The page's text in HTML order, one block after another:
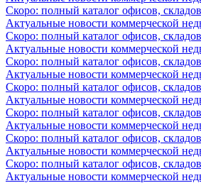
Скоро: полный каталог офисов,
Актуальные новости коммерческой
Скоро: полный каталог офисов,
Актуальные новости коммерческой
Скоро: полный каталог офисов,
Актуальные новости коммерческой
Скоро: полный каталог офисов,
Актуальные новости коммерческой
Скоро: полный каталог офисов,
Актуальные новости коммерческой
Скоро: полный каталог офисов,
Актуальные новости коммерческой
Скоро: полный каталог офисов,
Актуальные новости коммерческой